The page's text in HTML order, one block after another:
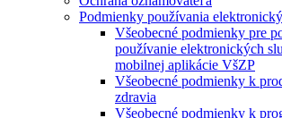
Podmienky používania
Všeobecné podmienky pre
používanie elektronických
mobilnej aplikácie VšZP
Všeobecné podmienky k
zdravia
Všeobecné podmienky k